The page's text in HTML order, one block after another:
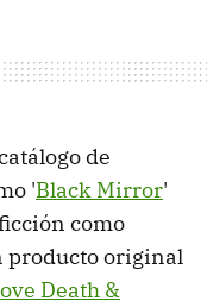
de
'Black Mirror'
como
producto original
Death &